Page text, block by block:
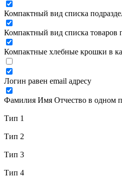
Компактный вид списка
Компактный вид списка товаров
Компактные хлебные крошки в
Логин равен email адресу
Фамилия Имя Отчество в одном
Тип 1
Тип 2
Тип 3
Тип 4